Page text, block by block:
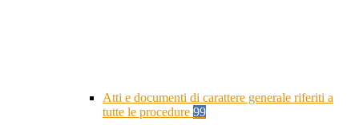
Atti e documenti di carattere generale riferiti a
tutte le procedure 99